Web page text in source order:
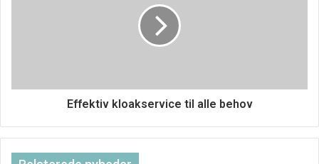
madrassen derhjemme i en periode for at sikre, at den
forskel
Materialet i både sengen og madrassen spiller også en
Effektiv kloakservice til alle behov